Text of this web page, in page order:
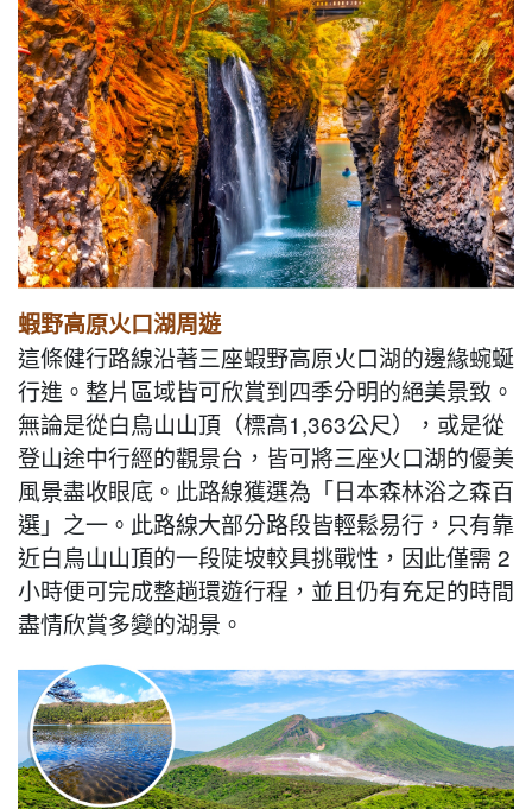
蝦野高原火口湖周遊
這條健行路線沿著三座蝦野高原火口湖的邊緣蜿蜒
行進。整片區域皆可欣賞到四季分明的絕美景致。
無論是從白鳥山山頂（標高1,363公尺），或是從
登山途中行經的觀景台，皆可將三座火口湖的優美
風景盡收眼底。此路線獲選為「日本森林浴之森百
選」之一。此路線大部分路段皆輕鬆易行，只有靠
近白鳥山山頂的一段陡坡較具挑戰性，因此僅需 2
小時便可完成整趟環遊行程，並且仍有充足的時間
盡情欣賞多變的湖景。